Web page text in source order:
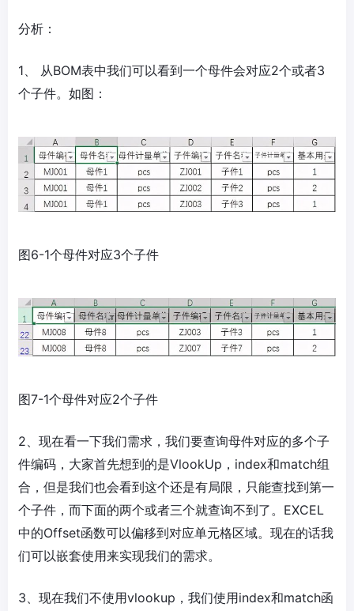
分析：
1、 从BOM表中我们可以看到一个母件会对应2个或者3
个子件。如图：
图6-1个母件对应3个子件
图7-1个母件对应2个子件
2、现在看一下我们需求，我们要查询母件对应的多个子
件编码，大家首先想到的是VlookUp，index和match组
合，但是我们也会看到这个还是有局限，只能查找到第一
个子件，而下面的两个或者三个就查询不到了。EXCEL
中的Offset函数可以偏移到对应单元格区域。现在的话我
们可以嵌套使用来实现我们的需求。
3、现在我们不使用vlookup，我们使用index和match函